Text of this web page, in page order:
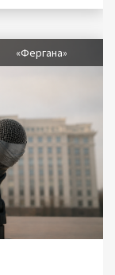
«Фергана»